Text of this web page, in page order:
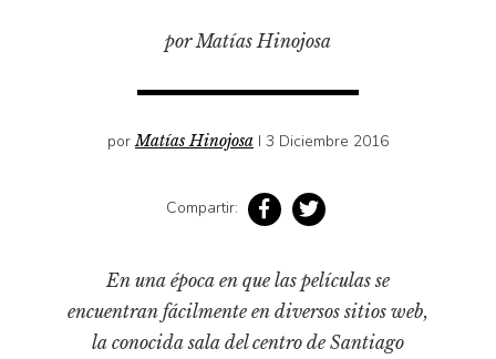
Pensamiento ilustrado
Personaje
Personajes secundarios
por Matías Hinojosa
porMatías Hinojosa I 3 Diciembre 2016
Compartir:
En una época en que las películas se
encuentran fácilmente en diversos sitios web,
la conocida sala del centro de Santiago